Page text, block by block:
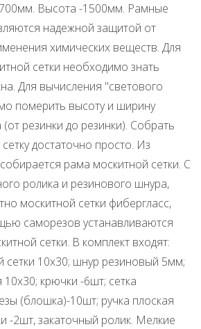
Высота -1500мм. Рамные
надежной защитой от
химических веществ. Для
сетки необходимо знать
Для вычисления "светового
померить высоту и ширину
резинки до резинки). Собрать
достаточно просто. Из
рама москитной сетки. С
ролика и резинового шнура,
москитной сетки фибергласс,
саморезов устанавливаются
сетки. В комплект входят:
сетки 10х30; шнур резиновый 5мм;
крючки -6шт; сетка
(блошка)-10шт; ручка плоская
-2шт, закаточный ролик. Мелкие